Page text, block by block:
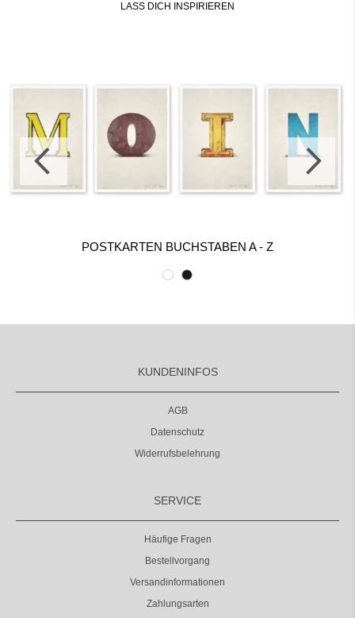
LASS DICH INSPIRIEREN
POSTKARTEN BUCHSTABEN A - Z
KUNDENINFOS
AGB
Datenschutz
Widerrufsbelehrung
SERVICE
Häufige Fragen
Bestellvorgang
Versandinformationen
Zahlungsarten